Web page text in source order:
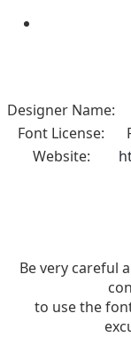
Designer Name:
Font License:
Website:
Be very careful
to use the